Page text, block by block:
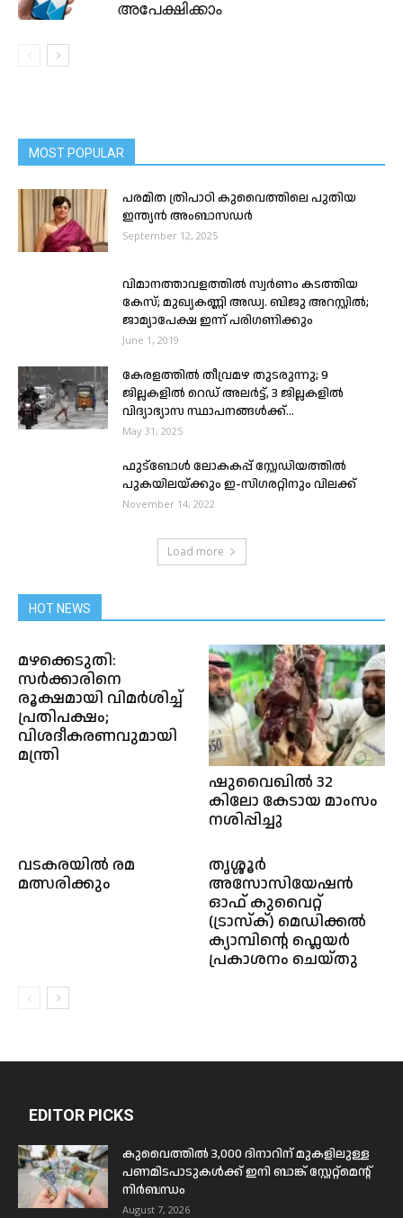
അപേക്ഷിക്കാം
MOST POPULAR
പരമിത ത്രിപാഠി കുവൈത്തിലെ പുതിയ
ഇന്ത്യൻ അംബാസഡർ
September 12, 2025
വിമാനത്താവളത്തില്‍ സ്വര്‍ണം കടത്തിയ
കേസ്; മുഖ്യകണ്ണി അഡ്വ. ബിജു അറസ്റ്റില്‍;
ജാമ്യാപേക്ഷ ഇന്ന് പരിഗണിക്കും
June 1, 2019
കേരളത്തിൽ തീവ്രമഴ തുടരുന്നു; 9
ജില്ലകളിൽ റെഡ് അലർട്ട്, 3 ജില്ലകളിൽ
വിദ്യാഭ്യാസ സ്ഥാപനങ്ങൾക്ക്...
May 31, 2025
ഫുട്ബോൾ ലോകകപ്പ് സ്റ്റേഡിയത്തിൽ
പുകയിലയ്ക്കും ഇ-സിഗരറ്റിനും വിലക്ക്
November 14, 2022
Load more
HOT NEWS
മഴക്കെടുതി:
സര്‍ക്കാരിനെ
രൂക്ഷമായി വിമർശിച്ച്
പ്രതിപക്ഷം;
വിശദീകരണവുമായി
മന്ത്രി
ഷുവൈഖിൽ 32
കിലോ കേടായ മാംസം
നശിപ്പിച്ചു
വടകരയിൽ രമ
മത്സരിക്കും
തൃശ്ശൂർ
അസോസിയേഷൻ
ഓഫ്‌ കുവൈറ്റ്‌
(ട്രാസ്ക്) മെഡിക്കൽ
ക്യാമ്പിന്റെ ഫ്ലെയർ
പ്രകാശനം ചെയ്തു
EDITOR PICKS
കുവൈത്തിൽ 3,000 ദിനാറിന് മുകളിലുള്ള
പണമിടപാടുകൾക്ക് ഇനി ബാങ്ക് സ്റ്റേറ്റ്മെന്റ്
നിർബന്ധം
August 7, 2026